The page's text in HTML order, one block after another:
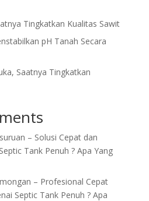
Tingkatkan Kualitas Sawit
pH Tanah Secara
Saatnya Tingkatkan
– Solusi Cepat dan
Septic Tank Penuh ? Apa Yang
– Profesional Cepat
Septic Tank Penuh ? Apa